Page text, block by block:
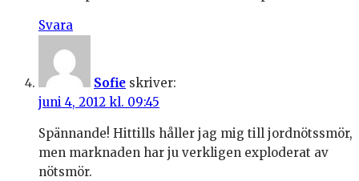
Svara
Sofie skriver:
juni 4, 2012 kl. 09:45
Spännande! Hittills håller jag mig till jordnötssmör,
men marknaden har ju verkligen exploderat av
nötsmör.